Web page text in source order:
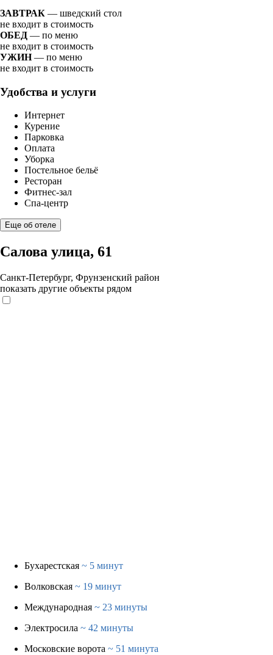
ЗАВТРАК — шведский стол
не входит в стоимость
ОБЕД — по меню
не входит в стоимость
УЖИН— по меню
не входит в стоимость
Удобства и услуги
Интернет
Курение
Парковка
Оплата
Уборка
Постельное бельё
Ресторан
Фитнес-зал
Спа-центр
Еще об отеле
Салова улица, 61
Санкт-Петербург, Фрунзенский район
показать другие объекты рядом
Бухарестская ~ 5 минут
Волковская ~ 19 минут
Международная ~ 23 минуты
Электросила ~ 42 минуты
Московские ворота ~ 51 минута